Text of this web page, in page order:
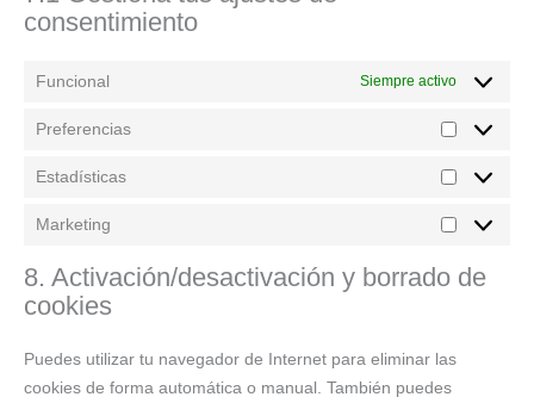
consentimiento
Funcional Siempre activo
Preferencias
Estadísticas
Marketing
8. Activación/desactivación y borrado de
cookies
Puedes utilizar tu navegador de Internet para eliminar las
cookies de forma automática o manual. También puedes